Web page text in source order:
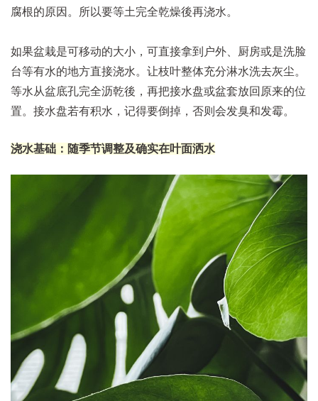
腐根的原因。所以要等土完全乾燥後再浇水。
如果盆栽是可移动的大小，可直接拿到户外、厨房或是洗脸
台等有水的地方直接浇水。让枝叶整体充分淋水洗去灰尘。
等水从盆底孔完全沥乾後，再把接水盘或盆套放回原来的位
置。接水盘若有积水，记得要倒掉，否则会发臭和发霉。
浇水基础：随季节调整及确实在叶面洒水